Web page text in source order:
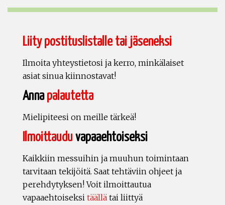
Liity postituslistalle tai jäseneksi
Ilmoita yhteystietosi ja kerro, minkälaiset
asiat sinua kiinnostavat!
Annapalautetta
Mielipiteesi on meille tärkeä!
Ilmoittauduvapaaehtoiseksi
Kaikkiin messuihin ja muuhun toimintaan
tarvitaan tekijöitä. Saat tehtäviin ohjeet ja
perehdytyksen! Voit ilmoittautua
vapaaehtoiseksi täällä tai liittyä